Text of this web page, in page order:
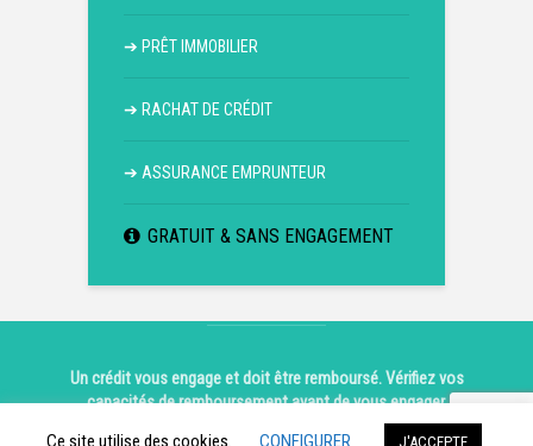
➔ PRÊT IMMOBILIER
➔ RACHAT DE CRÉDIT
➔ ASSURANCE EMPRUNTEUR
GRATUIT & SANS ENGAGEMENT
Un crédit vous engage et doit être remboursé. Vérifiez vos
capacités de remboursement avant de vous engager.
Contact
Ce site utilise des cookies. CONFIGURER J'ACCEPTE